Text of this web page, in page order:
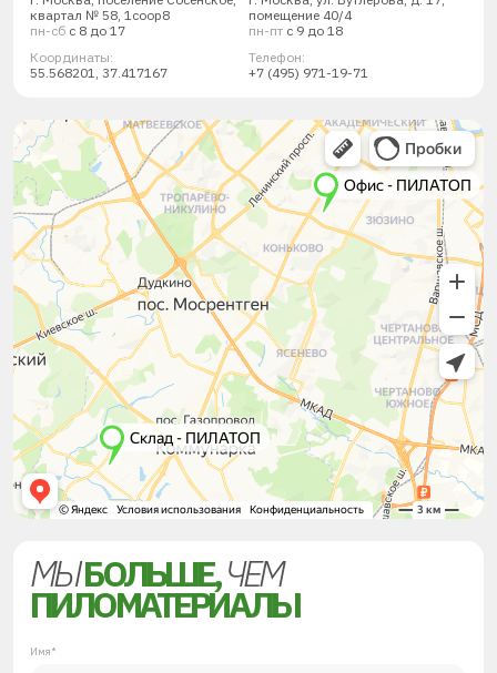
квартал № 58, 1соор8
пн-сб с 8 до 17
Координаты:
55.568201, 37.417167
помещение 40/4
пн-пт с 9 до 18
Телефон:
+7 (495) 971-19-71
МЫБОЛЬШЕ,ЧЕМ
ПИЛОМАТЕРИАЛЫ
Имя*